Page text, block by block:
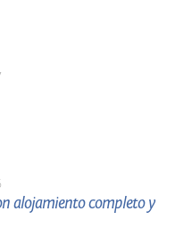
alojamiento completo y